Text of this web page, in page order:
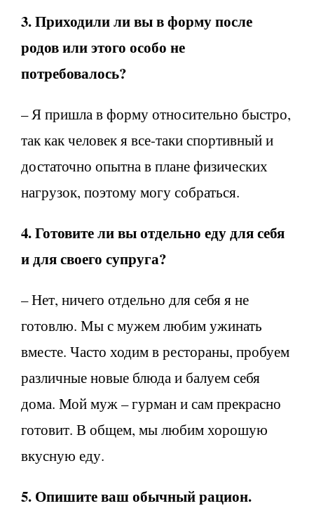
3. Приходили ли вы в форму после
родов или этого особо не
потребовалось?
– Я пришла в форму относительно быстро,
так как человек я все-таки спортивный и
достаточно опытна в плане физических
нагрузок, поэтому могу собраться.
4. Готовите ли вы отдельно еду для себя
и для своего супруга?
– Нет, ничего отдельно для себя я не
готовлю. Мы с мужем любим ужинать
вместе. Часто ходим в рестораны, пробуем
различные новые блюда и балуем себя
дома. Мой муж – гурман и сам прекрасно
готовит. В общем, мы любим хорошую
вкусную еду.
5. Опишите ваш обычный рацион.